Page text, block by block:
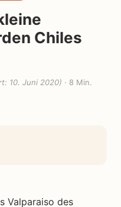
Chiles
10. Juni 2020) · 8 Min.
Valparaiso des